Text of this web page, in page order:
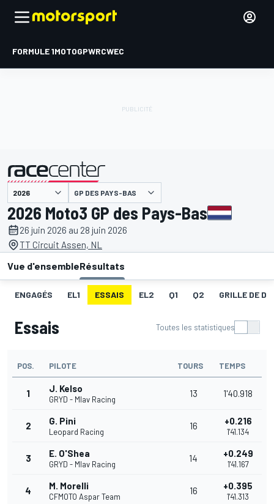
FORMULE 1MOTOGPWRCWEC
présenté par GP DES PAYS-BAS
2026 Moto3 GP des Pays-Bas
26 juin 2026 au 28 juin 2026
TT Circuit Assen, NL
Vue d'ensembleRésultats
ENGAGÉS EL1 ESSAIS EL2 Q1 Q2 GRILLE DE
Essais Toutes les statistiques
POS. PILOTE TOURS TEMPS
1 J. Kelso
GRYD - Mlav Racing
13 1'40.918
2 G. Pini
Leopard Racing
16 +0.216
1'41.134
3 E. O'Shea
GRYD - Mlav Racing
14 +0.249
1'41.167
4 M. Morelli
CFMOTO Aspar Team
16 +0.395
1'41.313